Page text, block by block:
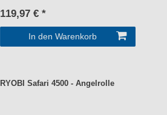
119,97 € *
In den Warenkorb
RYOBI Safari 4500 - Angelrolle